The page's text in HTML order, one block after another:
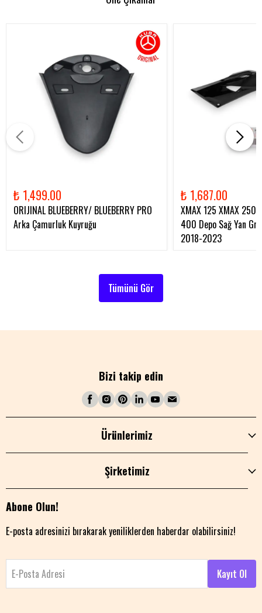
₺ 1,499.00
ORIJINAL BLUEBERRY/ BLUEBERRY PRO
Arka Çamurluk Kuyruğu
₺ 1,687.00
XMAX 125 XMAX 250
400 Depo Sağ Yan
2018-2023
Tümünü Gör
Bizi takip edin
Ürünlerimiz
Şirketimiz
Abone Olun!
E-posta adresinizi bırakarak yeniliklerden haberdar olabilirsiniz!
E-Posta Adresi Kayıt Ol